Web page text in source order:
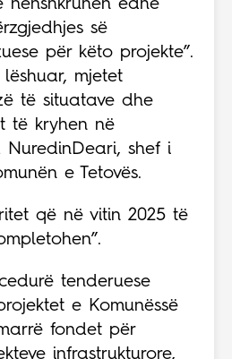
edhe
së
për këto projekte”.
mjetet
të situatave dhe
të kryhen në
NuredinDeari, shef i
e Tetovës.
që në vitin 2025 të
tenderuese
e Komunëssë
fondet për
infrastrukturore,